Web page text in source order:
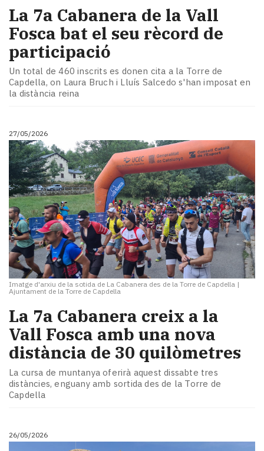
La 7a Cabanera de la Vall
Fosca bat el seu rècord de
participació
Un total de 460 inscrits es donen cita a la Torre de
Capdella, on Laura Bruch i Lluís Salcedo s'han imposat en
la distància reina
27/05/2026
Imatge d'arxiu de la sotida de La Cabanera des de la Torre de Capdella |
Ajuntament de la Torre de Capdella
La 7a Cabanera creix a la
Vall Fosca amb una nova
distància de 30 quilòmetres
La cursa de muntanya oferirà aquest dissabte tres
distàncies, enguany amb sortida des de la Torre de
Capdella
26/05/2026